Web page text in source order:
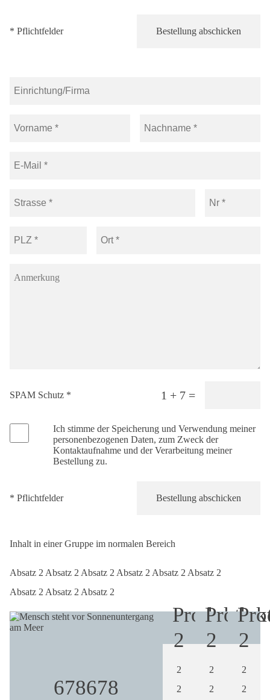
* Pflichtfelder
SPAM Schutz * 1 + 7 =
Ich stimme der Speicherung und Verwendung meiner
personenbezogenen Daten, zum Zweck der
Kontaktaufnahme und der Verarbeitung meiner
Bestellung zu.
* Pflichtfelder
Inhalt in einer Gruppe im normalen Bereich
Absatz 2 Absatz 2 Absatz 2 Absatz 2 Absatz 2 Absatz 2
Absatz 2 Absatz 2 Absatz 2
678678
Produkt
2
2
2
2
2
2
2
2
2